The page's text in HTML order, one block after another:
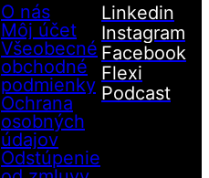
O nás
Môj účet
Všeobecné
obchodné
podmienky
Ochrana
osobných
údajov
Odstúpenie
Linkedin
Instagram
Facebook
Flexi
Podcast